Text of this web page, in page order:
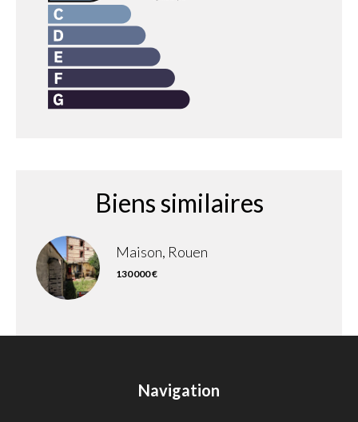
Biens similaires
Maison, Rouen
130 000 €
Navigation